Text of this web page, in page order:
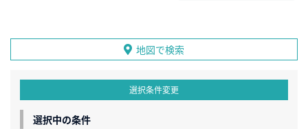
地図で検索
選択条件変更
選択中の条件